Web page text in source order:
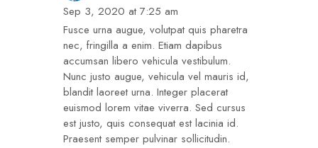
Sep 3, 2020 at 7:25 am
Fusce urna augue, volutpat quis pharetra
nec, fringilla a enim. Etiam dapibus
accumsan libero vehicula vestibulum.
Nunc justo augue, vehicula vel mauris id,
blandit laoreet urna. Integer placerat
euismod lorem vitae viverra. Sed cursus
est justo, quis consequat est lacinia id.
Praesent semper pulvinar sollicitudin.